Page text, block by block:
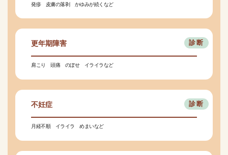
発疹 皮膚の落剥 かゆみが続くなど
更年期障害
肩こり 頭痛 のぼせ イライラなど
不妊症
月経不順 イライラ めまいなど